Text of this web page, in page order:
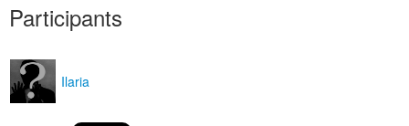
Participants
Ilaria